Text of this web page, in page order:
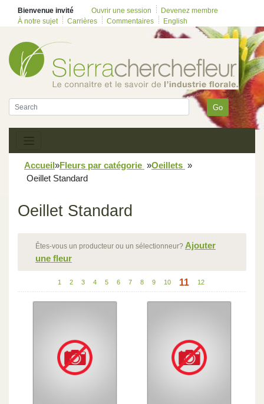
Bienvenue invité Ouvrir une session
Devenez membre
À notre sujet
Carrières Commentaires English
Go
Accueil»Fleurs par catégorie »Oeillets »
Oeillet Standard
Oeillet Standard
Êtes-vous un producteur ou un sélectionneur? Ajouter
une fleur
1 2 3 4 5 6 7 8 9 10 11 12